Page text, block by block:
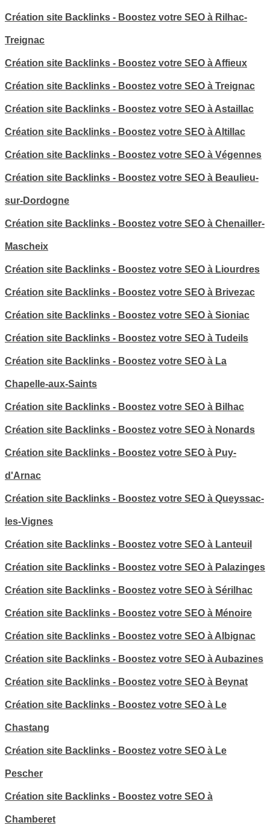
Création site Backlinks - Boostez votre SEO à Rilhac-
Treignac
Création site Backlinks - Boostez votre SEO à Affieux
Création site Backlinks - Boostez votre SEO à Treignac
Création site Backlinks - Boostez votre SEO à Astaillac
Création site Backlinks - Boostez votre SEO à Altillac
Création site Backlinks - Boostez votre SEO à Végennes
Création site Backlinks - Boostez votre SEO à Beaulieu-
sur-Dordogne
Création site Backlinks - Boostez votre SEO à Chenailler-
Mascheix
Création site Backlinks - Boostez votre SEO à Liourdres
Création site Backlinks - Boostez votre SEO à Brivezac
Création site Backlinks - Boostez votre SEO à Sioniac
Création site Backlinks - Boostez votre SEO à Tudeils
Création site Backlinks - Boostez votre SEO à La
Chapelle-aux-Saints
Création site Backlinks - Boostez votre SEO à Bilhac
Création site Backlinks - Boostez votre SEO à Nonards
Création site Backlinks - Boostez votre SEO à Puy-
d'Arnac
Création site Backlinks - Boostez votre SEO à Queyssac-
les-Vignes
Création site Backlinks - Boostez votre SEO à Lanteuil
Création site Backlinks - Boostez votre SEO à Palazinges
Création site Backlinks - Boostez votre SEO à Sérilhac
Création site Backlinks - Boostez votre SEO à Ménoire
Création site Backlinks - Boostez votre SEO à Albignac
Création site Backlinks - Boostez votre SEO à Aubazines
Création site Backlinks - Boostez votre SEO à Beynat
Création site Backlinks - Boostez votre SEO à Le
Chastang
Création site Backlinks - Boostez votre SEO à Le
Pescher
Création site Backlinks - Boostez votre SEO à
Chamberet